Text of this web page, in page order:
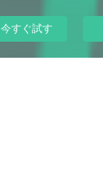
今すぐ試す